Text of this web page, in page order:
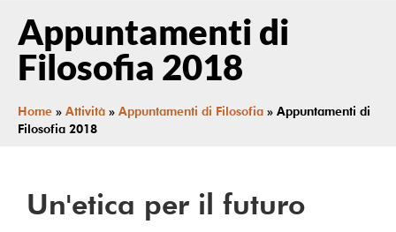
Appuntamenti di
Filosofia 2018
Home » Attività » Appuntamenti di Filosofia » Appuntamenti di
Filosofia 2018
Un'etica per il futuro